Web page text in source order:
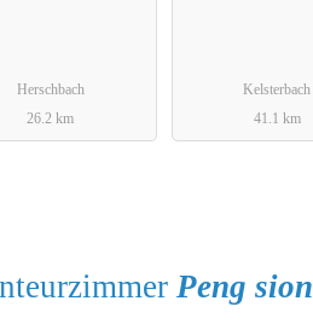
Herschbach
26.2 km
Kelsterbach
41.1 km
Peng sion